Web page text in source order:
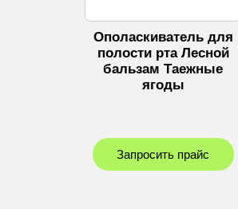
Ополаскиватель для
полости рта Лесной
бальзам Таежные
ягоды
Запросить прайс